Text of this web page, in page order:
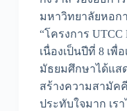
มหาวิทยาลัยหอกา
“โครงการ UTCC
เนื่องเป็นปีที่ 8 เพื่
มัธยมศึกษาได้แส
สร้างความสามัค
ประทับใจมาก เร